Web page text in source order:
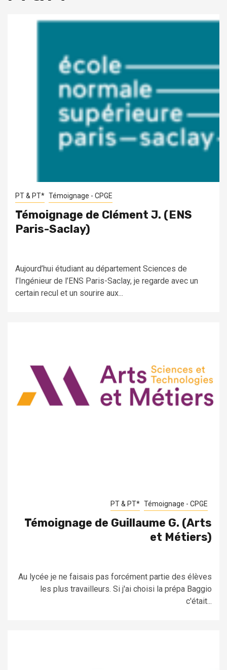
PT & PT* Témoignage - CPGE
Témoignage de Clément J. (ENS
Paris-Saclay)
Aujourd’hui étudiant au département Sciences de
l’Ingénieur de l’ENS Paris-Saclay, je regarde avec un
certain recul et un sourire aux...
PT & PT* Témoignage - CPGE
Témoignage de Guillaume G. (Arts
et Métiers)
Au lycée je ne faisais pas forcément partie des élèves
les plus travailleurs. Si j'ai choisi la prépa Baggio
c'était...